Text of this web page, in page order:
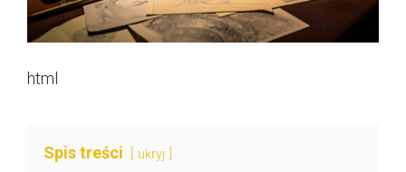
html
Spis treści ukryj